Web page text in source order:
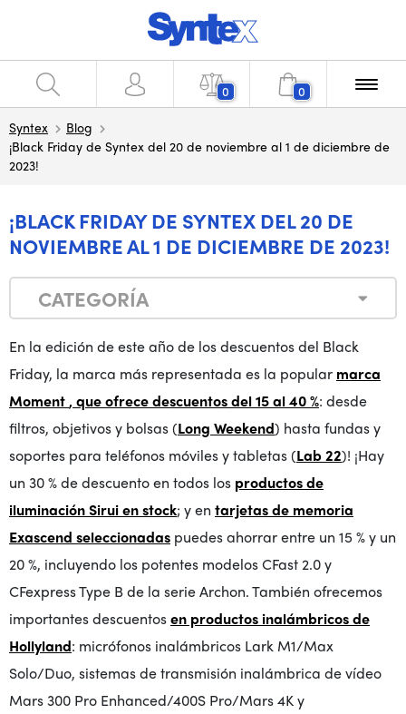
0 0
Syntex
Blog
¡Black Friday de Syntex del 20 de noviembre al 1 de diciembre de
2023!
¡BLACK FRIDAY DE SYNTEX DEL 20 DE
NOVIEMBRE AL 1 DE DICIEMBRE DE 2023!
CATEGORÍA
En la edición de este año de los descuentos del Black
Friday, la marca más representada es la popular marca
Moment , que ofrecedescuentos del 15 al 40 %: desde
filtros, objetivos y bolsas (Long Weekend) hasta fundas y
soportes para teléfonos móviles y tabletas (Lab 22)! ¡Hay
un 30 % de descuento en todos los productos de
iluminación Sirui en stock; y en tarjetas de memoria
Exascend seleccionadas puedes ahorrar entre un 15 % y un
20 %, incluyendo los potentes modelos CFast 2.0 y
CFexpress Type B de la serie Archon. También ofrecemos
importantes descuentosen productos inalámbricos de
Hollyland: micrófonos inalámbricos Lark M1/Max
Solo/Duo, sistemas de transmisión inalámbrica de vídeo
Mars 300 Pro Enhanced/400S Pro/Mars 4K y